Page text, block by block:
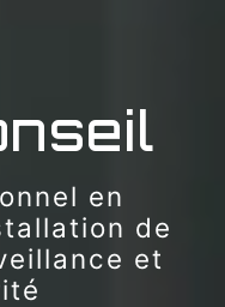
en
de
et